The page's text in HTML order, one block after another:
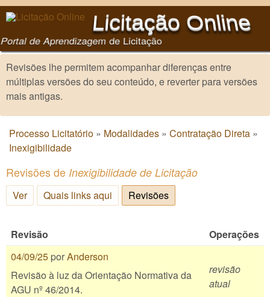
Pular para o conteúdo
principal
Licitação Online
Portal de Aprendizagem de Licitação
Revisões lhe permitem acompanhar diferenças entre
múltiplas versões do seu conteúdo, e reverter para versões
mais antigas.
Você está aqui
Processo Licitatório » Modalidades » Contratação Direta »
Inexigibilidade
Revisões de Inexigibilidade de Licitação
Ver Quais links aqui Revisões
Revisão
Operações
04/09/25 porAnderson
Revisão à luz da Orientação Normativa da
AGU nº 46/2014.
revisão
atual